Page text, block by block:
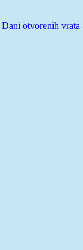
Dani otvorenih vrata